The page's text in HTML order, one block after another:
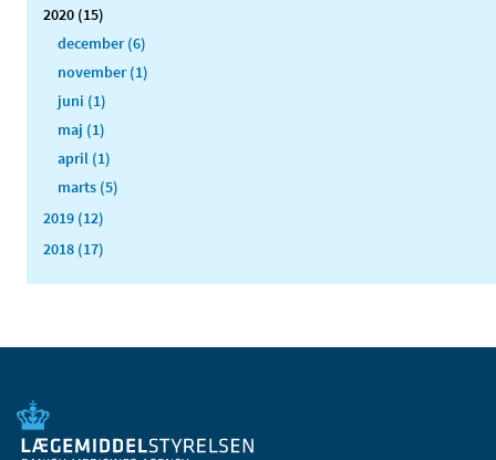
2020 (15)
december (6)
november (1)
juni (1)
maj (1)
april (1)
marts (5)
2019 (12)
2018 (17)